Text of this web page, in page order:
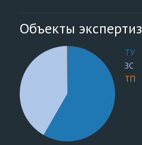
Объекты экспертиз
ТУ
ЗС
ТП